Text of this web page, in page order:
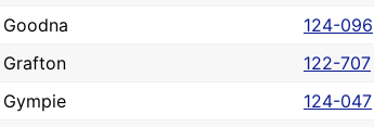
Goodna
124-096
Grafton
122-707
Gympie
124-047